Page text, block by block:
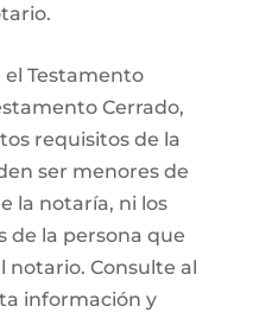
Testamento
Cerrado,
requisitos de la
ser menores de
la notaría, ni los
de la persona que
notario. Consulte al
información y